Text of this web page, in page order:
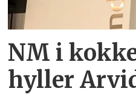
NM i
hyller